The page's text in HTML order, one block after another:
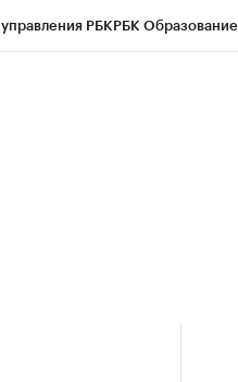
РБКРБК Образование